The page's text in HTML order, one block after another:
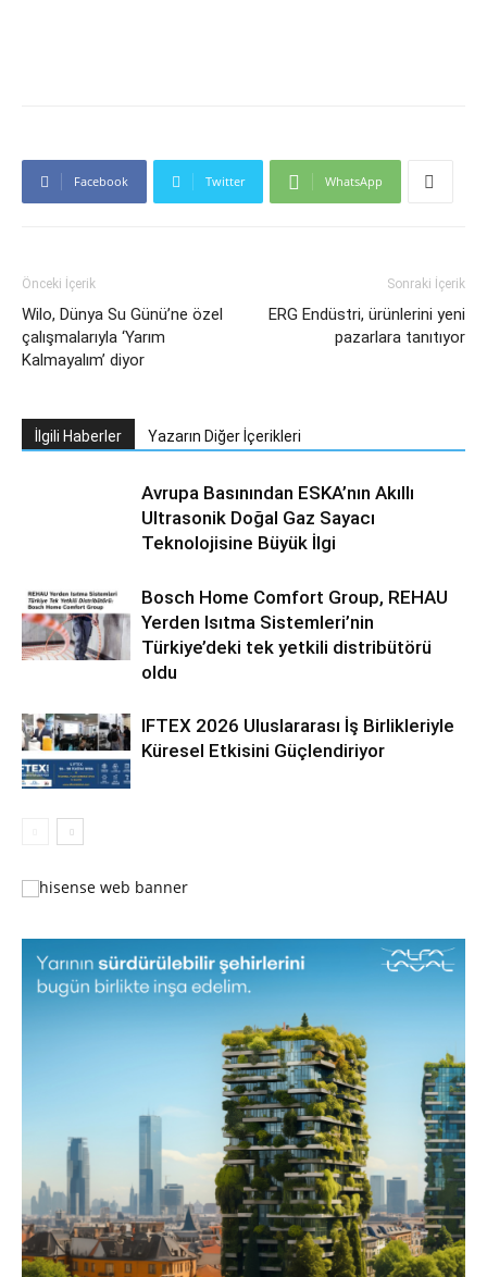
Facebook Twitter WhatsApp
Önceki İçerik
Wilo, Dünya Su Günü’ne özel
çalışmalarıyla ‘Yarım
Kalmayalım’ diyor
Sonraki İçerik
ERG Endüstri, ürünlerini yeni
pazarlara tanıtıyor
İlgili Haberler Yazarın Diğer İçerikleri
Avrupa Basınından ESKA’nın Akıllı
Ultrasonik Doğal Gaz Sayacı
Teknolojisine Büyük İlgi
Bosch Home Comfort Group, REHAU
Yerden Isıtma Sistemleri’nin
Türkiye’deki tek yetkili distribütörü
oldu
IFTEX 2026 Uluslararası İş Birlikleriyle
Küresel Etkisini Güçlendiriyor